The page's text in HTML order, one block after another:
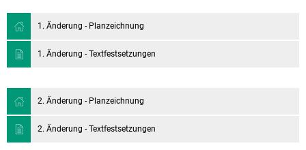
1. Änderung - Planzeichnung
1. Änderung - Textfestsetzungen
2. Änderung - Planzeichnung
2. Änderung - Textfestsetzungen